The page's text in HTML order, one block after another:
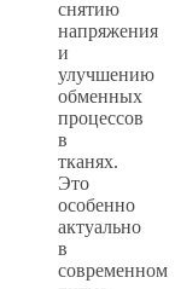
снятию
напряжения
и
улучшению
обменных
процессов
в
тканях.
Это
особенно
актуально
в
современном